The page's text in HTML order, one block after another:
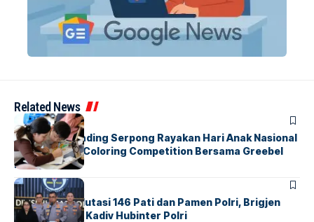
Related News
BERITAINDEX
Atria Hotel Gading Serpong Rayakan Hari Anak Nasional
Lewat Family Coloring Competition Bersama Greebel
Indonesia
BERITA
Mabes Polri Mutasi 146 Pati dan Pamen Polri, Brigjen
Untung Jabat Kadiv Hubinter Polri